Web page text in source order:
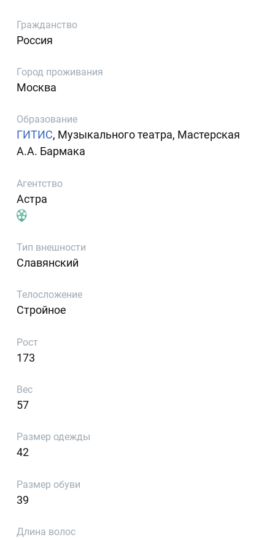
Гражданство
Россия
Город проживания
Москва
Образование
ГИТИС, Музыкального театра, Мастерская
А.А. Бармака
Агентство
Астра
Тип внешности
Славянский
Телосложение
Стройное
Рост
173
Вес
57
Размер одежды
42
Размер обуви
39
Длина волос